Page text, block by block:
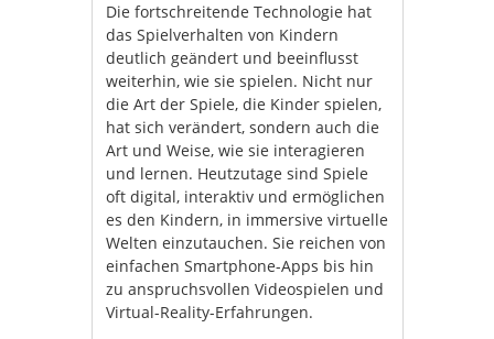
Die fortschreitende Technologie hat
das Spielverhalten von Kindern
deutlich geändert und beeinflusst
weiterhin, wie sie spielen. Nicht nur
die Art der Spiele, die Kinder spielen,
hat sich verändert, sondern auch die
Art und Weise, wie sie interagieren
und lernen. Heutzutage sind Spiele
oft digital, interaktiv und ermöglichen
es den Kindern, in immersive virtuelle
Welten einzutauchen. Sie reichen von
einfachen Smartphone-Apps bis hin
zu anspruchsvollen Videospielen und
Virtual-Reality-Erfahrungen.